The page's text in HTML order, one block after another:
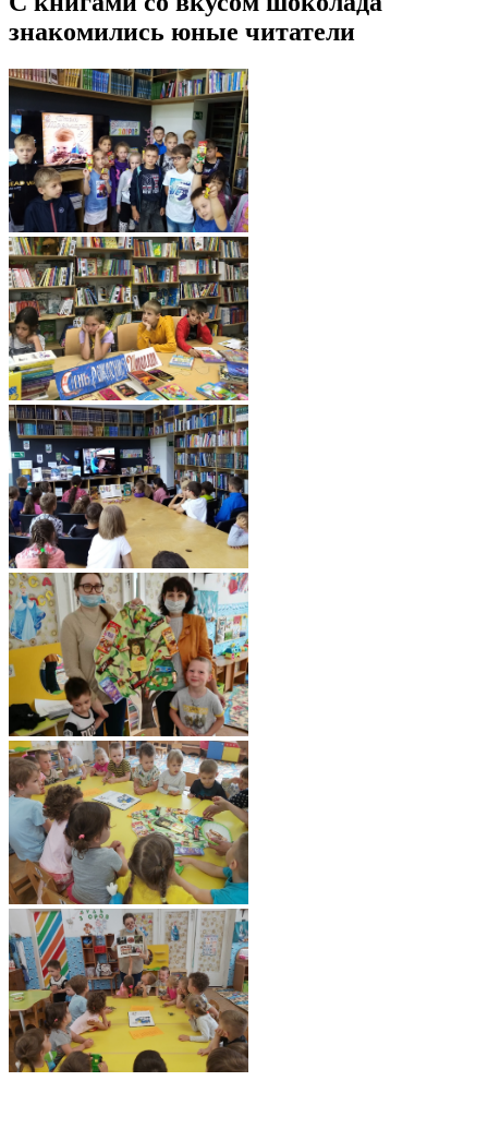
знакомились юные читатели